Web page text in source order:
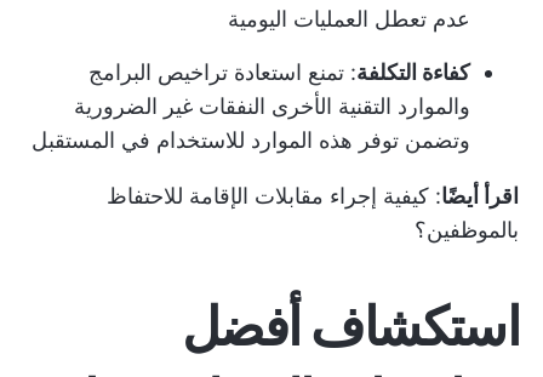
عدم تعطل العمليات اليومية
كفاءة التكلفة: تمنع استعادة تراخيص البرامج
والموارد التقنية الأخرى النفقات غير الضرورية
وتضمن توفر هذه الموارد للاستخدام في المستقبل
اقرأ أيضًا: كيفية إجراء مقابلات الإقامة للاحتفاظ
بالموظفين؟
استكشاف أفضل